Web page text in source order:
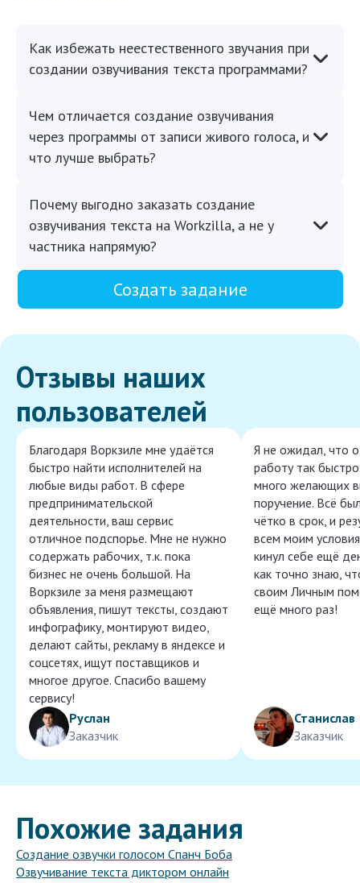
Как избежать неестественного звучания при
создании озвучивания текста программами?
Чем отличается создание озвучивания
через программы от записи живого голоса, и
что лучше выбрать?
Почему выгодно заказать создание
озвучивания текста на Workzilla, а не у
частника напрямую?
Создать задание
Отзывы наших
пользователей
Благодаря Воркзиле мне удаётся
быстро найти исполнителей на
любые виды работ. В сфере
предпринимательской
деятельности, ваш сервис
отличное подспорье. Мне не нужно
содержать рабочих, т.к. пока
бизнес не очень большой. На
Воркзиле за меня размещают
объявления, пишут тексты, создают
инфографику, монтируют видео,
делают сайты, рекламу в яндексе и
соцсетях, ищут поставщиков и
многое другое. Спасибо вашему
сервису!
Руслан
Заказчик
Я не ожидал, что
работу так
много желающих
поручение. Всё
чётко в срок, и
всем моим
кинул себе ещё
как точно знаю,
своим Личным
ещё много раз!
Станислав
Заказчик
Похожие задания
Создание озвучки голосом Спанч Боба
Озвучивание текста диктором онлайн